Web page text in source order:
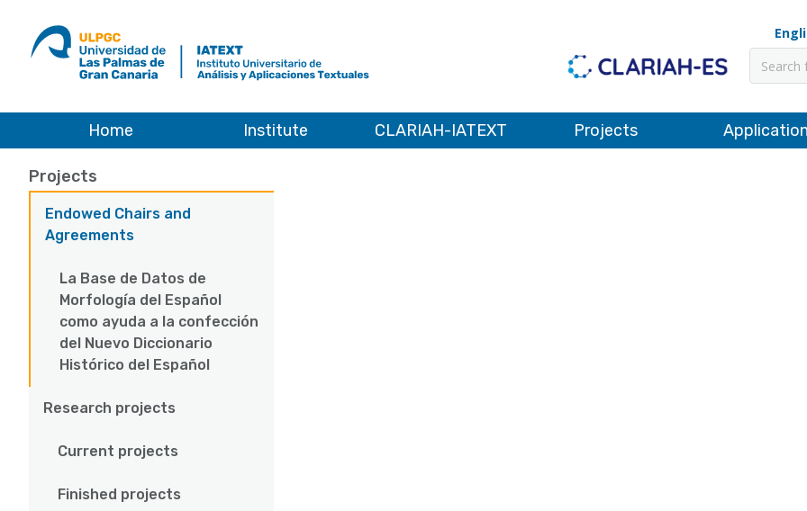
ULPGC
al
inicio
IATEXT
Home Institute CLARIAH-IATEXT Projects
Endowed Chairs and Agreements
Main
navigation
Projects
Endowed Chairs and
Agreements
La Base de Datos de
Morfología del Español
como ayuda a la confección
del Nuevo Diccionario
Histórico del Español
Research projects
Current projects
Finished projects